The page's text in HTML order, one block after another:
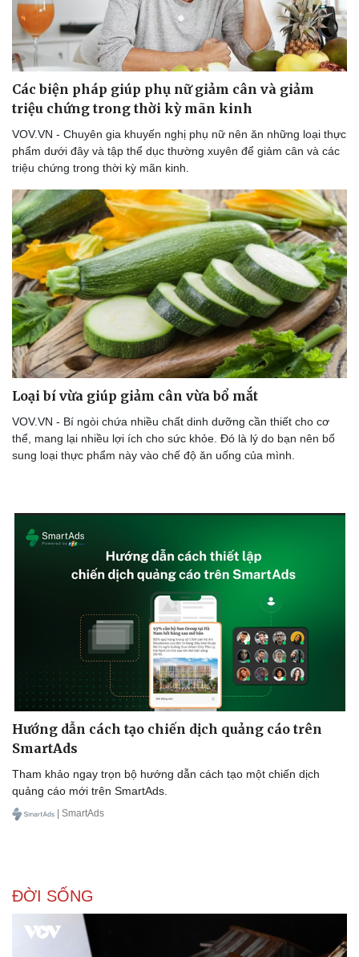
Doanh nghiệp
Thông tin doanh nghiệp
Công nghệ
Sành điệu
Các biện pháp giúp phụ nữ giảm cân và giảm
triệu chứng trong thời kỳ mãn kinh
VOV.VN - Chuyên gia khuyến nghị phụ nữ nên ăn những loại thực
phẩm dưới đây và tập thể dục thường xuyên để giảm cân và các
triệu chứng trong thời kỳ mãn kinh.
Loại bí vừa giúp giảm cân vừa bổ mắt
VOV.VN - Bí ngòi chứa nhiều chất dinh dưỡng cần thiết cho cơ
thể, mang lại nhiều lợi ích cho sức khỏe. Đó là lý do bạn nên bổ
sung loại thực phẩm này vào chế độ ăn uống của mình.
Hướng dẫn cách tạo chiến dịch quảng cáo trên
SmartAds
Tham khảo ngay trọn bộ hướng dẫn cách tạo một chiến dịch
quảng cáo mới trên SmartAds.
| SmartAds
ĐỜI SỐNG